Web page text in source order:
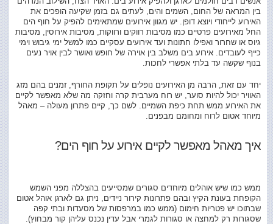
האם
זה
אפשרי?
בין המראה של החום, השמים והים, לעתים גם בזמן שקיעה הופכים את
האירוע לייחודי ויוצא דופן. יש מגוון אירועים שמתאימים להפיק על חוף הים
החל מאירועים פרטיים כמו מסיבות רווקים ורווקות, מסיבות אירוסין, מסיבות
גיוס או שחרור ואפילו חתונות ועד אירועים עסקיים כמו למשל ימי גיבוש וימי
כייף לעובדים. אירוע בים משלב בין אוירה של חופש ואושר לבין אויר נעים
בנוף שקשה עד בלתי אפשרי לחכות.
יחד עם זאת, הרבה מן האירועים נופלים על תקופת החורף, זמנים בהם מזג
האוויר יכול להיות סוער, יש רוח מערבית קרה וחזקה מה שלא מאפשר לקיים
את האירוע ממש תחת כיפת השמיים. לשם כך, קיים פתרון מעולה – מאהל
מיוחד אטום לרוח ומחומם מבפנים.
איך מאהל מאפשר לקיים אירוע על חוף הים?
ממש כמו שיש אוהלים מיוחדים סגורים שמסייעים בהצללה מפני השמש
הקופחת בעונת הקיץ ובהם פתרונות קירור ניידים, ניתן גם לארגן אוהל אטום
שבתוכו יש פטריות חימום (ממש כמו במרפסות של מסעדות ובתי קפה
שסגורות רק למחצה או סגורות לגמרי אבל עדין נכנס עליהן קור מבחוץ).